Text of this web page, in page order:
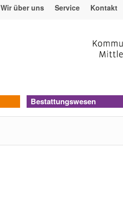
Wir über uns Service Kontakt
Bestattungswesen